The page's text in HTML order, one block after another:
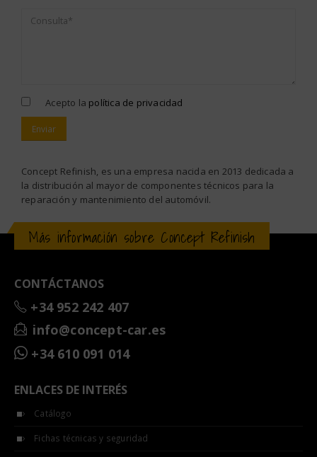
Acepto la política de privacidad
Concept Refinish, es una empresa nacida en 2013 dedicada a
la distribución al mayor de componentes técnicos para la
reparación y mantenimiento del automóvil.
Más información sobre Concept Refinish
CONTÁCTANOS
+34 952 242 407
info@concept-car.es
+34 610 091 014
ENLACES DE INTERÉS
Catálogo
Fichas técnicas y seguridad